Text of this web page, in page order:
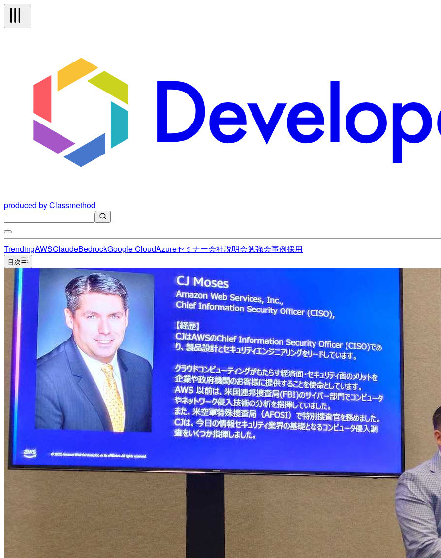
produced by Classmethod
TrendingAWSClaudeBedrockGoogle CloudAzureセミナー会社説明会勉強会事例採用
目次